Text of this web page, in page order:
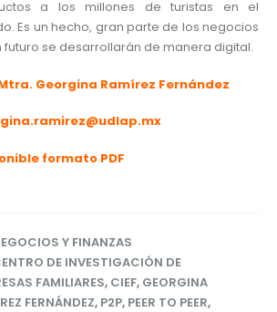
a los millones de turistas en el
Es un hecho, gran parte de los negocios
futuro se desarrollarán de manera digital.
Georgina Ramírez Fernández
formato PDF
Y FINANZAS
DE INVESTIGACIÓN DE
FAMILIARES, CIEF, GEORGINA
FERNÁNDEZ, P2P, PEER TO PEER,